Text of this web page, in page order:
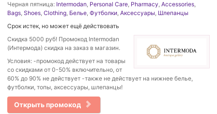
Черная пятница: Intermodan, Personal Care, Pharmacy, Accessories,
Bags, Shoes, Clothing, Белье, Футболки, Аксессуары, Шлепанцы
Срок истек, но может ещё действовать
Скидка 5000 руб! Промокод Intermodan
(Интермода) скидка на заказ в магазин.
Условия: -промокод действует на товары
со скидками от 0-50% включительно, от
60% до 90% не действует -также не действует на нижнее белье,
футболки, топы, аксессуары, шлепанцы!
Открыть промокод